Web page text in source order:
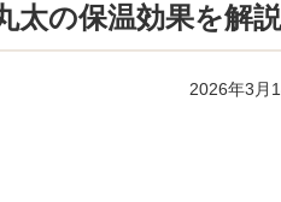
太の保温効果を解説
2026年3月